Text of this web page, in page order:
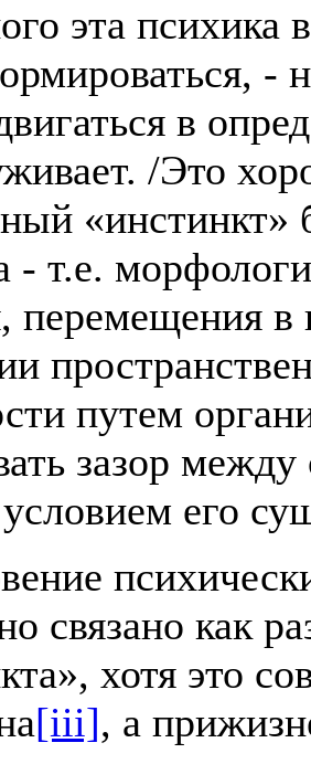
эта психика
-
в
/Это
- т.е.
перемещения в
путем
зазор
его
связано как
хотя это
[iii], а